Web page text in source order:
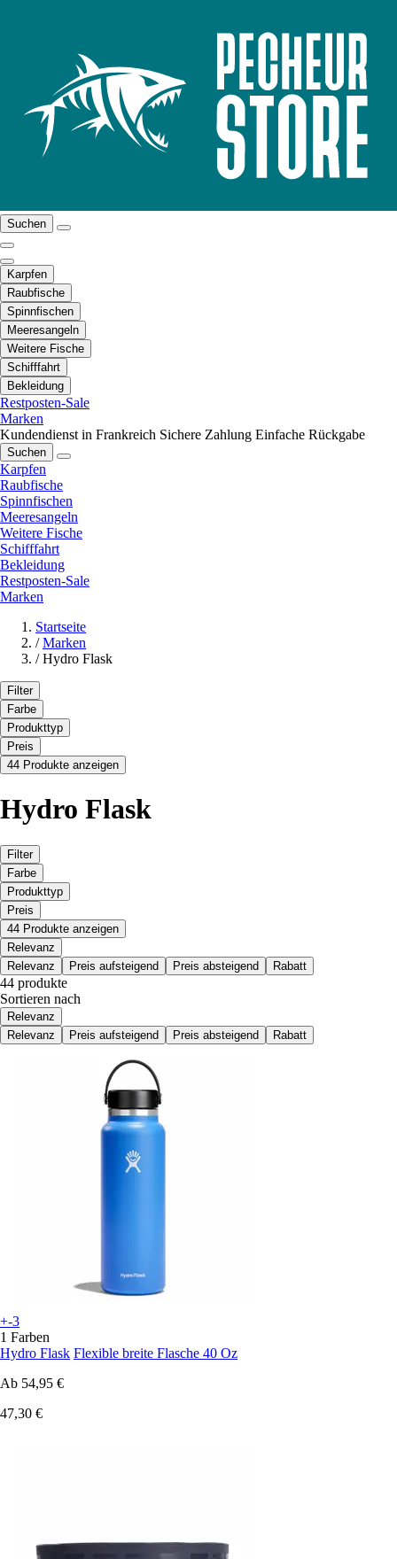
Suchen
Karpfen
Raubfische
Spinnfischen
Meeresangeln
Weitere Fische
Schifffahrt
Bekleidung
Restposten-Sale
Marken
Kundendienst in Frankreich Sichere Zahlung Einfache Rückgabe
Suchen
Karpfen
Raubfische
Spinnfischen
Meeresangeln
Weitere Fische
Schifffahrt
Bekleidung
Restposten-Sale
Marken
Startseite
/ Marken
/ Hydro Flask
Filter
Farbe
Produkttyp
Preis
44 Produkte anzeigen
Hydro Flask
Filter
Farbe
Produkttyp
Preis
44 Produkte anzeigen
Relevanz
Relevanz
Preis aufsteigend Preis absteigend Rabatt
44 produkte
Sortieren nach
Relevanz
Relevanz
Preis aufsteigend Preis absteigend Rabatt
+-3
1 Farben
Hydro Flask Flexible breite Flasche 40 Oz
Ab 54,95 €
47,30 €